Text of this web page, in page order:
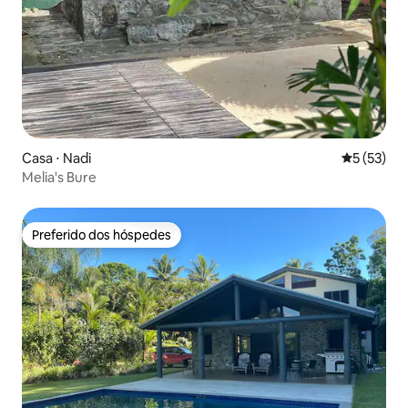
Casa ⋅ Nadi 5 de uma
5 (53)
Melia's Bure
Preferido dos hóspedes
Preferido dos hóspedes